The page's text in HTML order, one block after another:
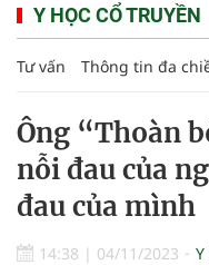
Y HỌC CỔ TRUYỀN
Tư vấn Thông tin đa
Ông “Thoàn
nỗi đau của
đau của mình
14:38 | 04/11/2023